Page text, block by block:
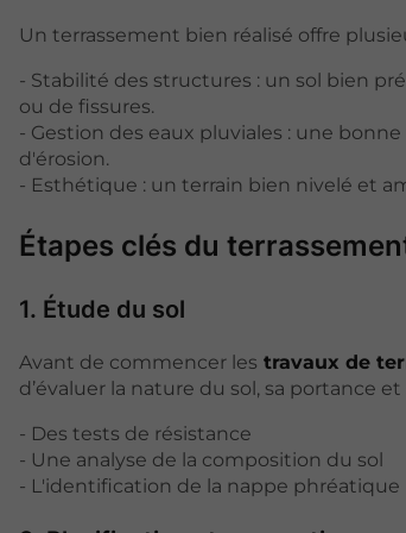
Un terrassement bien réalisé offre
- Stabilité des structures : un sol bien
ou de fissures.
- Gestion des eaux pluviales : une
d'érosion.
- Esthétique : un terrain bien nivelé et
Étapes clés du
1. Étude du sol
Avant de commencer les travaux de
d’évaluer la nature du sol, sa portance
- Des tests de résistance
- Une analyse de la composition du sol
- L'identification de la nappe phréatique